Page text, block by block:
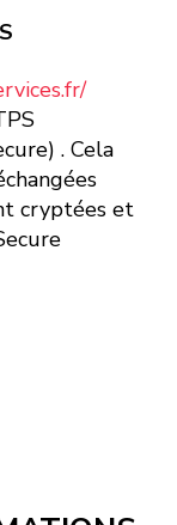
. Cela
cryptées et